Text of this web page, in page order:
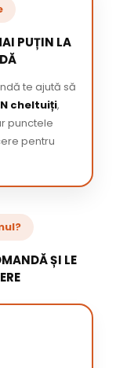
PUȚIN LA
te ajută să
cheltuiți,
punctele
pentru
ȘI LE